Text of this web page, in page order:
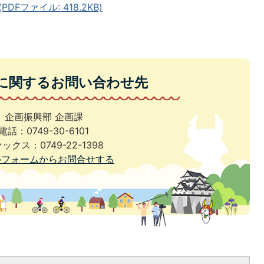
ファイル: 418.2KB)
関するお問い合わせ先
企画振興部 企画課
話：0749-30-6101
ックス：0749-22-1398
ォームからお問合せする